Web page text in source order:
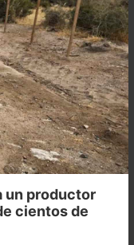
un productor
cientos de